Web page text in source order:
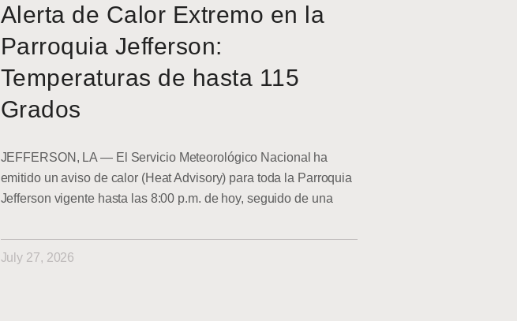
Alerta de Calor Extremo en la
Parroquia Jefferson:
Temperaturas de hasta 115
Grados
JEFFERSON, LA — El Servicio Meteorológico Nacional ha
emitido un aviso de calor (Heat Advisory) para toda la Parroquia
Jefferson vigente hasta las 8:00 p.m. de hoy, seguido de una
July 27, 2026